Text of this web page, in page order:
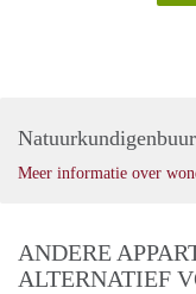
Meer informatie over
ANDERE
ALTERNATIEF